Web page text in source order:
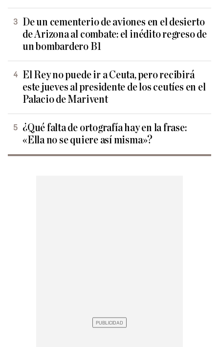
De un cementerio de aviones en el desierto
de Arizona al combate: el inédito regreso de
un bombardero B1
El Rey no puede ir a Ceuta, pero recibirá
este jueves al presidente de los ceutíes en el
Palacio de Marivent
¿Qué falta de ortografía hay en la frase:
«Ella no se quiere así misma»?